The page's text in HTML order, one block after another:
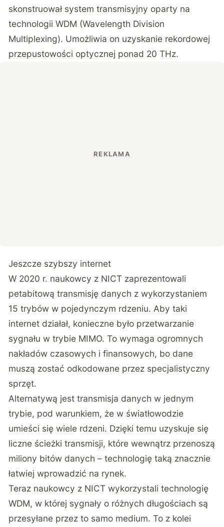
skonstruował system transmisyjny oparty na
technologii WDM (Wavelength Division
Multiplexing). Umożliwia on uzyskanie rekordowej
przepustowości optycznej ponad 20 THz.
Jeszcze szybszy internet
W 2020 r. naukowcy z NICT zaprezentowali
petabitową transmisję danych z wykorzystaniem
15 trybów w pojedynczym rdzeniu. Aby taki
internet działał, konieczne było przetwarzanie
sygnału w trybie MIMO. To wymaga ogromnych
nakładów czasowych i finansowych, bo dane
muszą zostać odkodowane przez specjalistyczny
sprzęt.
Alternatywą jest transmisja danych w jednym
trybie, pod warunkiem, że w światłowodzie
umieści się wiele rdzeni. Dzięki temu uzyskuje się
liczne ścieżki transmisji, które wewnątrz przenoszą
miliony bitów danych – technologię taką znacznie
łatwiej wprowadzić na rynek.
Teraz naukowcy z NICT wykorzystali technologię
WDM, w której sygnały o różnych długościach są
przesyłane przez to samo medium. To z kolei